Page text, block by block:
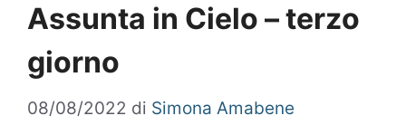
Assunta in Cielo – terzo
giorno
08/08/2022 di Simona Amabene